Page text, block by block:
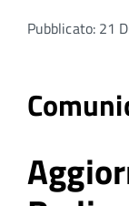
Pubblicato: 21